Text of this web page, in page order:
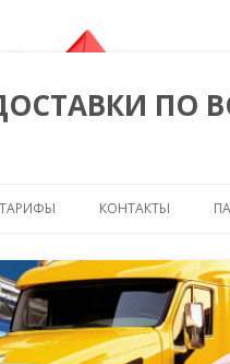
ПО
ТАРИФЫ КОНТАКТЫ